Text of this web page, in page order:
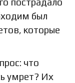
пострадало
был
которые
что
умрет? Их